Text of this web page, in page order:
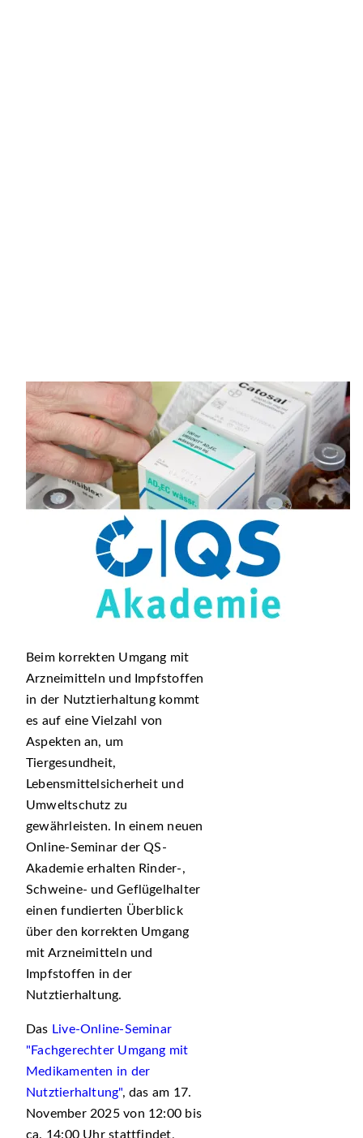
Beim korrekten Umgang mit
Arzneimitteln und Impfstoffen
in der Nutztierhaltung kommt
es auf eine Vielzahl von
Aspekten an, um
Tiergesundheit,
Lebensmittelsicherheit und
Umweltschutz zu
gewährleisten. In einem neuen
Online-Seminar der QS-
Akademie erhalten Rinder-,
Schweine- und Geflügelhalter
einen fundierten Überblick
über den korrekten Umgang
mit Arzneimitteln und
Impfstoffen in der
Nutztierhaltung.
Das Live-Online-Seminar
"Fachgerechter Umgang mit
Medikamenten in der
Nutztierhaltung", das am 17.
November 2025 von 12:00 bis
ca. 14:00 Uhr stattfindet,